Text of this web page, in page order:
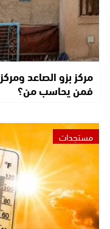
مركز بزو الصاعد
فمن يحاسب من؟
مستجدات